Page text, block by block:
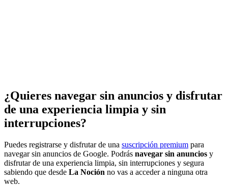
¿Quieres navegar sin anuncios y disfrutar
de una experiencia limpia y sin
interrupciones?
Puedes registrarse y disfrutar de una suscripción premium para
navegar sin anuncios de Google. Podrás navegar sin anuncios y
disfrutar de una experiencia limpia, sin interrupciones y segura
sabiendo que desde La Noción no vas a acceder a ninguna otra
web.